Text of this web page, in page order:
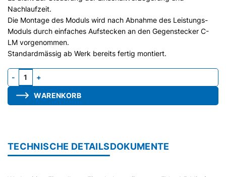
Nachlaufzeit.
Die Montage des Moduls wird nach Abnahme des Leistungs-
Moduls durch einfaches Aufstecken an den Gegenstecker C-
LM vorgenommen.
Standardmässig ab Werk bereits fertig montiert.
Nachlauf-Modul C-NR, für Serie M Menge
WARENKORB
TECHNISCHE DETAILSDOKUMENTE